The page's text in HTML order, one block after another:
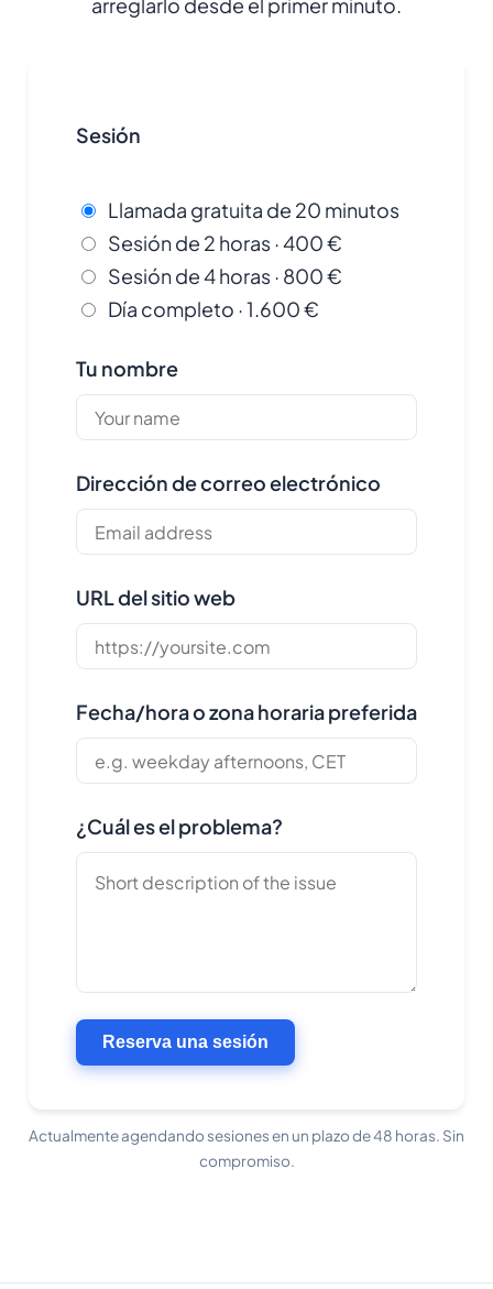
arreglarlo desde el primer minuto.
Sesión
Llamada gratuita de 20 minutos
Sesión de 2 horas · 400 €
Sesión de 4 horas · 800 €
Día completo · 1.600 €
Tu nombre
Dirección de correo electrónico
URL del sitio web
Fecha/hora o zona horaria preferida
¿Cuál es el problema?
Reserva una sesión
Actualmente agendando sesiones en un plazo de 48 horas. Sin
compromiso.